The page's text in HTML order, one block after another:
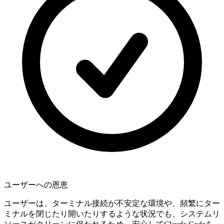
ユーザーへの恩恵
ユーザーは、ターミナル接続が不安定な環境や、頻繁にター
ミナルを閉じたり開いたりするような状況でも、システムリ